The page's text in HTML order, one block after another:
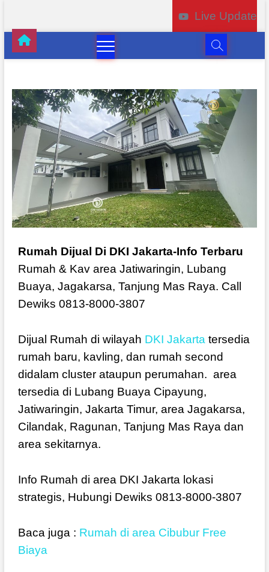
Live Update
Rumah Dijual Di DKI Jakarta-Info Terbaru
Rumah & Kav area Jatiwaringin, Lubang
Buaya, Jagakarsa, Tanjung Mas Raya. Call
Dewiks 0813-8000-3807
Dijual Rumah di wilayah DKI Jakarta tersedia
rumah baru, kavling, dan rumah second
didalam cluster ataupun perumahan. area
tersedia di Lubang Buaya Cipayung,
Jatiwaringin, Jakarta Timur, area Jagakarsa,
Cilandak, Ragunan, Tanjung Mas Raya dan
area sekitarnya.
Info Rumah di area DKI Jakarta lokasi
strategis, Hubungi Dewiks 0813-8000-3807
Baca juga : Rumah di area Cibubur Free
Biaya